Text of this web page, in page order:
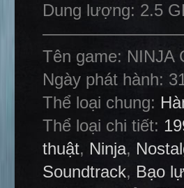
Dung lượng: 2.5
Tên game: NINJA
Ngày phát hành:
Thể loại chung:
Thể loại chi tiết:
thuật, Ninja,
Soundtrack, Bạo